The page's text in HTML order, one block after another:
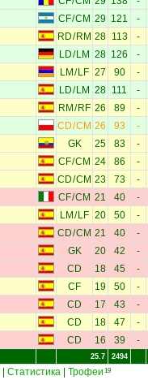
CF/CM 29 121 -
RD/ RM 28 113 -
LD/ LM 28 126 -
LM / LF 27 90 -
LD/ LM 28 111 -
RM / RF 26 89 -
CD/CM 26 93 -
GK 25 83 -
CF/CM 24 86 -
CD/CM 23 73 -
CF/CM 21 40 -
LM / LF 20 50 -
CD/CM 21 40 -
GK 20 42 -
CD 18 45 -
CF 19 50 -
CD 17 43 -
CD 18 47 -
CD 16 39 -
25.7 2494
Статистика Трофеи 19